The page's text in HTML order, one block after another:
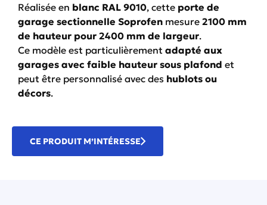
Réalisée en blanc RAL 9010, cette porte de
garage sectionnelle Soprofen mesure 2100 mm
de hauteur pour 2400 mm de largeur.
Ce modèle est particulièrement adapté aux
garages avec faible hauteur sous plafond et
peut être personnalisé avec des hublots ou
décors.
CE PRODUIT M’INTÉRESSE